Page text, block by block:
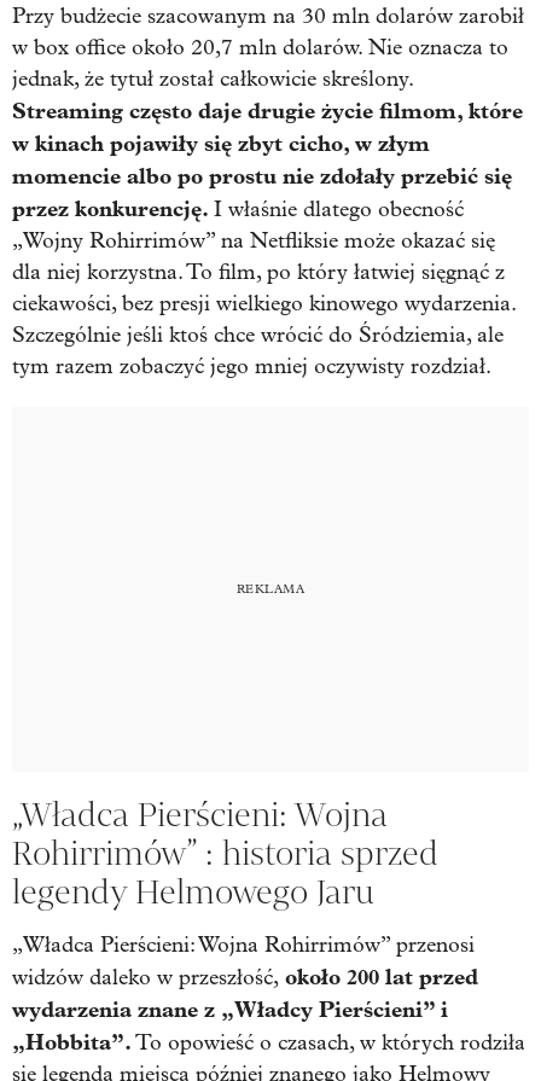
Przy budżecie szacowanym na 30 mln dolarów zarobił
w box office około 20,7 mln dolarów. Nie oznacza to
jednak, że tytuł został całkowicie skreślony.
Streaming często daje drugie życie filmom, które
w kinach pojawiły się zbyt cicho, w złym
momencie albo po prostu nie zdołały przebić się
przez konkurencję. I właśnie dlatego obecność
„Wojny Rohirrimów” na Netfliksie może okazać się
dla niej korzystna. To film, po który łatwiej sięgnąć z
ciekawości, bez presji wielkiego kinowego wydarzenia.
Szczególnie jeśli ktoś chce wrócić do Śródziemia, ale
tym razem zobaczyć jego mniej oczywisty rozdział.
„Władca Pierścieni: Wojna
Rohirrimów” : historia sprzed
legendy Helmowego Jaru
„Władca Pierścieni: Wojna Rohirrimów” przenosi
widzów daleko w przeszłość, około 200 lat przed
wydarzenia znane z „Władcy Pierścieni” i
„Hobbita”.To opowieść o czasach, w których rodziła
się legenda miejsca później znanego jako Helmowy